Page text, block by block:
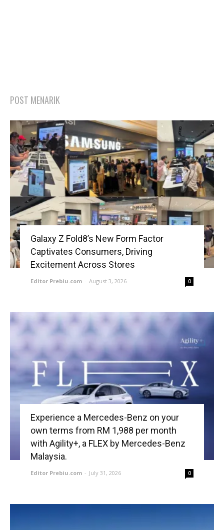
POST MENARIK
Galaxy Z Fold8’s New Form Factor
Captivates Consumers, Driving
Excitement Across Stores
Editor Prebiu.com - August 3, 2026 0
Experience a Mercedes-Benz on your
own terms from RM 1,988 per month
with Agility+, a FLEX by Mercedes-Benz
Malaysia.
Editor Prebiu.com - July 31, 2026 0